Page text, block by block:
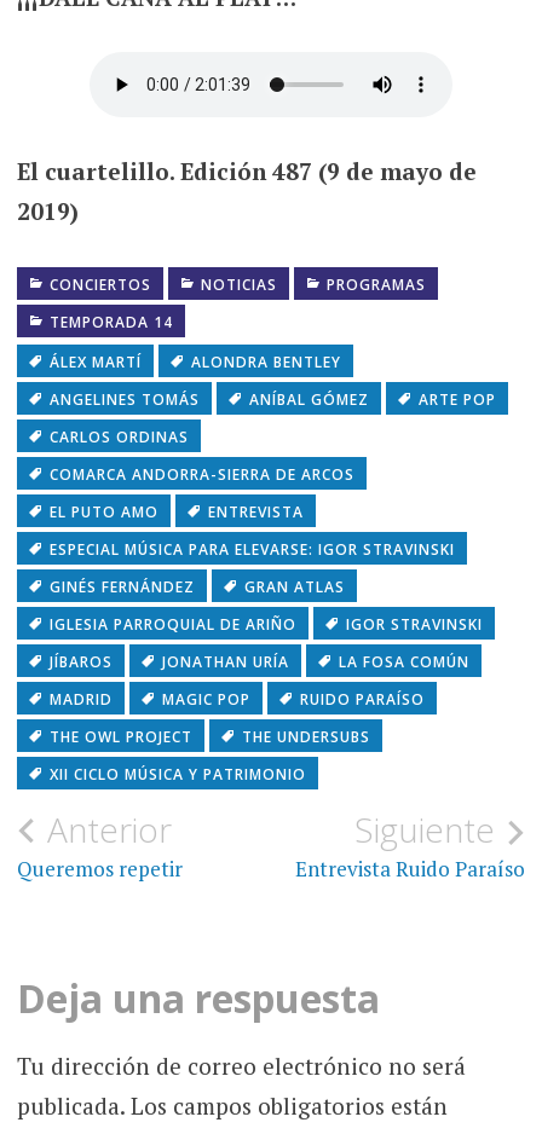
El cuartelillo. Edición 487 (9 de mayo de
2019)
CONCIERTOS NOTICIAS
PROGRAMAS
TEMPORADA 14
ÁLEX MARTÍ
ALONDRA BENTLEY
ANGELINES TOMÁS
ANÍBAL GÓMEZ
ARTE POP
CARLOS ORDINAS
COMARCA ANDORRA-SIERRA DE ARCOS
EL PUTO AMO
ENTREVISTA
ESPECIAL MÚSICA PARA ELEVARSE: IGOR STRAVINSKI
GINÉS FERNÁNDEZ
GRAN ATLAS
IGLESIA PARROQUIAL DE ARIÑO
IGOR STRAVINSKI
JÍBAROS
JONATHAN URÍA
LA FOSA COMÚN
MADRID
MAGIC POP
RUIDO PARAÍSO
THE OWL PROJECT
THE UNDERSUBS
XII CICLO MÚSICA Y PATRIMONIO
Navegación
de
Anterior
Queremos repetir
Siguiente
Entrevista Ruido Paraíso
Deja una respuesta
Tu dirección de correo electrónico no será
publicada. Los campos obligatorios están